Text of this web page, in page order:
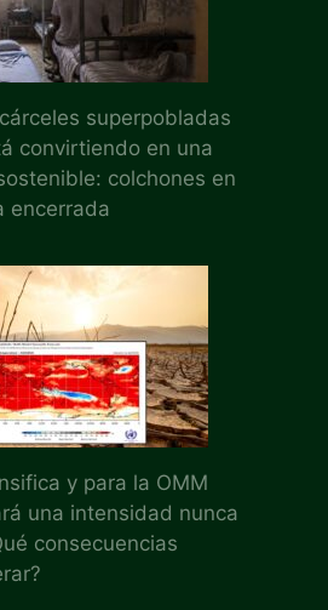
superpobladas
convirtiendo en una
colchones en
encerrada
y para la OMM
una intensidad nunca
consecuencias